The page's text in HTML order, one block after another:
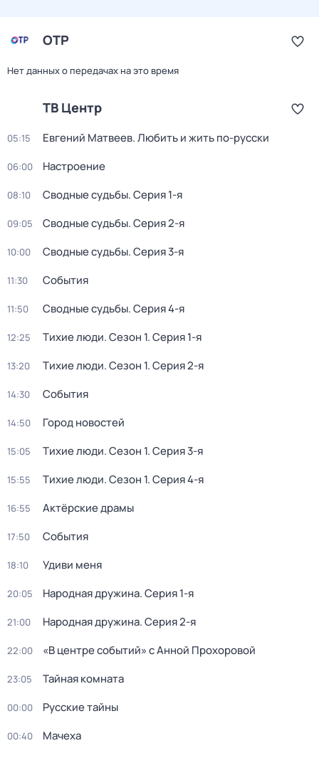
ОТР
Нет данных о передачах на это время
ТВ Центр
05:15 Евгений Матвеев. Любить и жить по-русски
06:00 Настроение
08:10 Сводные судьбы. Серия 1-я
09:05 Сводные судьбы. Серия 2-я
10:00 Сводные судьбы. Серия 3-я
11:30 События
11:50 Сводные судьбы. Серия 4-я
12:25 Тихие люди. Сезон 1. Серия 1-я
13:20 Тихие люди. Сезон 1. Серия 2-я
14:30 События
14:50 Город новостей
15:05 Тихие люди. Сезон 1. Серия 3-я
15:55 Тихие люди. Сезон 1. Серия 4-я
16:55 Актёрские драмы
17:50 События
18:10 Удиви меня
20:05 Народная дружина. Серия 1-я
21:00 Народная дружина. Серия 2-я
22:00 «В центре событий» с Анной Прохоровой
23:05 Тайная комната
00:00 Русские тайны
00:40 Мачеха